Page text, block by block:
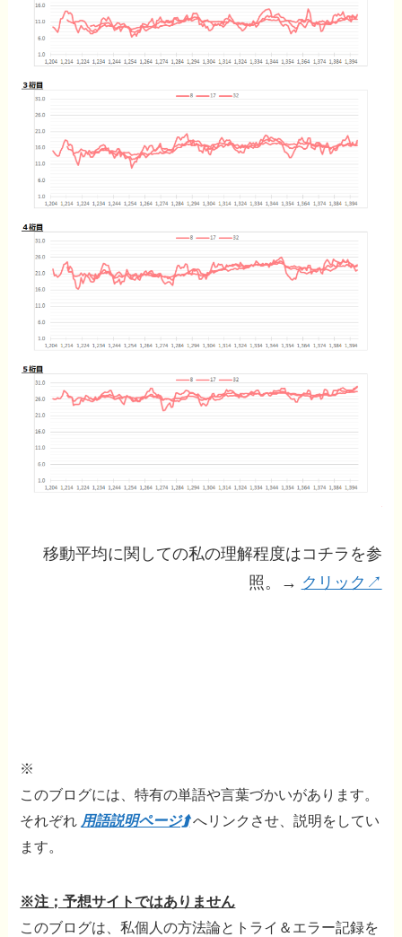
移動平均に関しての私の理解程度はコチラを参
照。→ クリック↗
※
このブログには、特有の単語や言葉づかいがあります。
それぞれ 用語説明ページ⮭へリンクさせ、説明をしてい
ます。
※注；予想サイトではありません
このブログは、私個人の方法論とトライ＆エラー記録を